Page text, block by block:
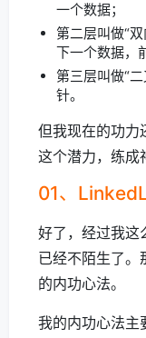
一个数据；
第二层叫做“
下一个数据，
第三层叫做“
针。
但我现在的功力
这个潜力，练成
01、
好了，经过我这
已经不陌生了。
的内功心法。
我的内功心法主